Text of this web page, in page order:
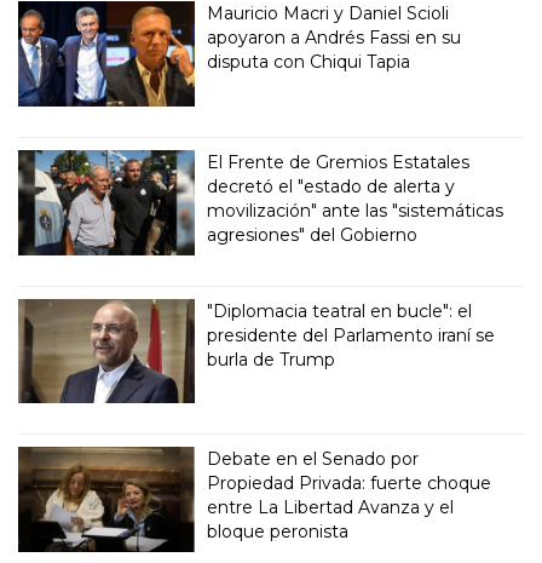
Mauricio Macri y Daniel Scioli
apoyaron a Andrés Fassi en su
disputa con Chiqui Tapia
El Frente de Gremios Estatales
decretó el "estado de alerta y
movilización" ante las "sistemáticas
agresiones" del Gobierno
"Diplomacia teatral en bucle": el
presidente del Parlamento iraní se
burla de Trump
Debate en el Senado por
Propiedad Privada: fuerte choque
entre La Libertad Avanza y el
bloque peronista